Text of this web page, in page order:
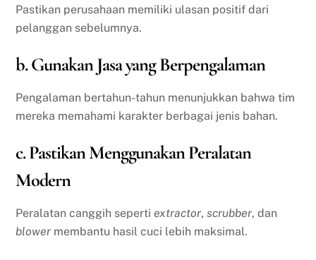
Pastikan perusahaan memiliki ulasan positif dari
pelanggan sebelumnya.
b. Gunakan Jasa yang Berpengalaman
Pengalaman bertahun-tahun menunjukkan bahwa tim
mereka memahami karakter berbagai jenis bahan.
c. Pastikan Menggunakan Peralatan
Modern
Peralatan canggih sepertiextractor,scrubber, dan
blower membantu hasil cuci lebih maksimal.